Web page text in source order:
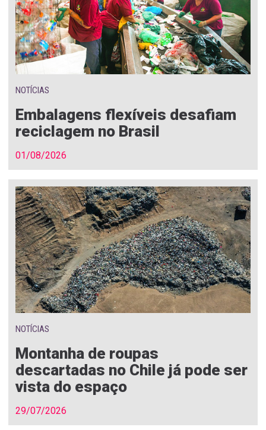
NOTÍCIAS
Embalagens flexíveis desafiam
reciclagem no Brasil
01/08/2026
NOTÍCIAS
Montanha de roupas
descartadas no Chile já pode ser
vista do espaço
29/07/2026